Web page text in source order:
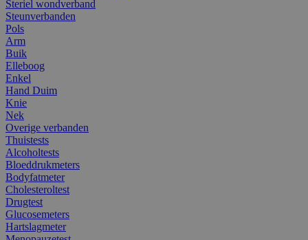
Steriel wondverband
Steunverbanden
Pols
Arm
Buik
Elleboog
Enkel
Hand Duim
Knie
Nek
Overige verbanden
Thuistests
Alcoholtests
Bloeddrukmeters
Bodyfatmeter
Cholesteroltest
Drugtest
Glucosemeters
Hartslagmeter